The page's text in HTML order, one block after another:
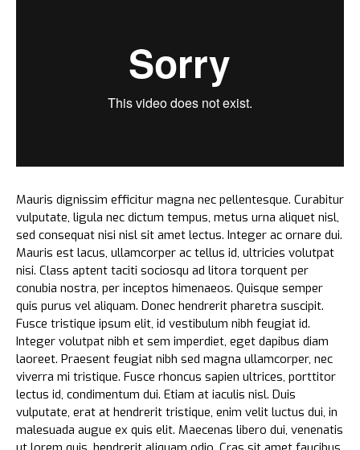
Mauris dignissim efficitur magna nec pellentesque. Curabitur
vulputate, ligula nec dictum tempus, metus urna aliquet nisl,
sed consequat nisi nisl sit amet lectus. Integer ac ornare dui.
Mauris est lacus, ullamcorper ac tellus id, ultricies volutpat
nisi. Class aptent taciti sociosqu ad litora torquent per
conubia nostra, per inceptos himenaeos. Quisque semper
quis purus vel aliquam. Donec hendrerit pharetra suscipit.
Fusce tristique ipsum elit, id vestibulum nibh feugiat id.
Integer volutpat nibh et sem imperdiet, eget dapibus diam
laoreet. Praesent feugiat nibh sed magna ullamcorper, nec
viverra mi tristique. Fusce rhoncus sapien ultrices, porttitor
lectus id, condimentum dui. Etiam at iaculis nisl. Duis
vulputate, erat at hendrerit tristique, enim velit luctus dui, in
malesuada augue ex quis elit. Maecenas libero dui, venenatis